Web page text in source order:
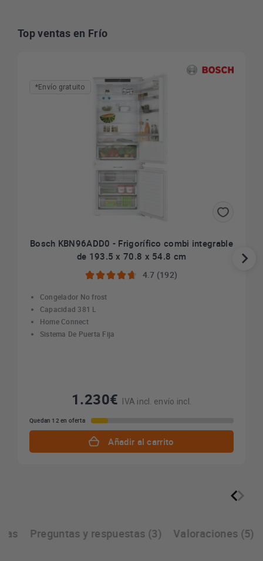
Top ventas en Frío
*Envío gratuito
Bosch KBN96ADD0 - Frigorífico combi integrable
de 193.5 x 70.8 x 54.8 cm
4.7 (192)
Congelador No frost
Capacidad 381 L
Home Connect
Sistema De Puerta Fija
1.230€ IVA incl. envío incl.
Quedan 12 en oferta
Añadir al carrito
Preguntas y respuestas (3) Valoraciones (5)